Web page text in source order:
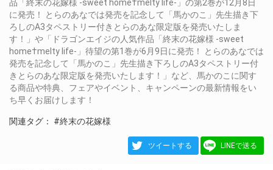
品「終末の花嫁様 -sweet home†melty life-」の第2巻が12月8日
に発売！ とらのあなでは発売を記念して「馬かのこ」先生描き下
ろしのA3タペストリー付きとらのあな限定版を発売いたしま
す！」や「ドラゴンエイジの人気作品「終末の花嫁様 -sweet
home†melty life-」待望の第1巻が6月9日に発売！ とらのあなでは
発売を記念して「馬かのこ」先生描き下ろしのA3タペストリー付
きとらのあな限定版を発売いたします！」など、馬かのこに関す
る商品や特典、フェアやイベント、キャンペーンの最新情報をい
ち早くお届けします！
関連タグ： #終末の花嫁様
ツイートする LINEで送る